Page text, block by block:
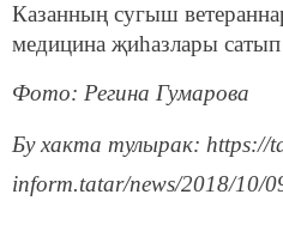
Казанның сугыш
медицина җиһазлары сатып
Фото: Регина Гумарова
Бу хакта тулырак: https://
inform.tatar/news/2018/10/